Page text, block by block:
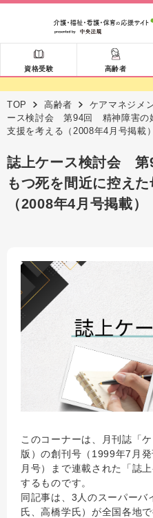
資格受験 高齢者
TOP 高齢者 ケアマネジメ
ース検討会 第94回 精神障害の
支援を考える（2008年4月号掲載）
誌上ケース検討会
もつ死を間近に控え
（2008年4月号掲載）
このコーナーは、月刊誌「
版）の創刊号（1999年7月
月号）まで連載された「誌
するものです。
同記事は、3人のスーパー
氏、高橋学氏）が全国各地